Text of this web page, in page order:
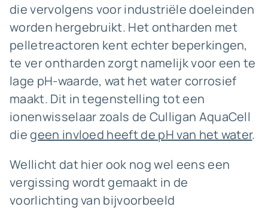
die vervolgens voor industriële doeleinden
worden hergebruikt. Het ontharden met
pelletreactoren kent echter beperkingen,
te ver ontharden zorgt namelijk voor een te
lage pH-waarde, wat het water corrosief
maakt. Dit in tegenstelling tot een
ionenwisselaar zoals de Culligan AquaCell
diegeen invloed heeft de pH van het water.
Wellicht dat hier ook nog wel eens een
vergissing wordt gemaakt in de
voorlichting van bijvoorbeeld